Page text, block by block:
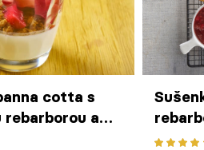
cotta s
rebarborou a
podle